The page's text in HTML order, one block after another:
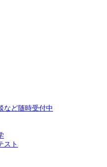
など随時受付中
スト